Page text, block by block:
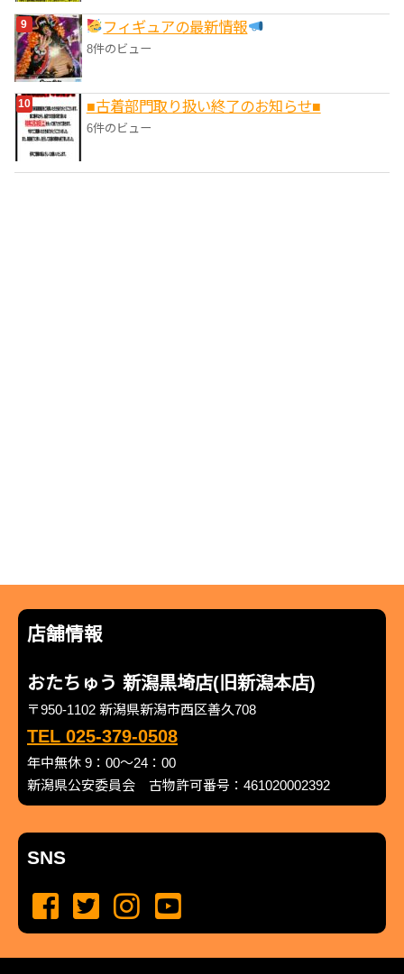
フィギュアの最新情報
8件のビュー
■‎古着部門取り扱い終了のお知らせ■
6件のビュー
店舗情報
おたちゅう 新潟黒埼店(旧新潟本店)
〒950-1102 新潟県新潟市西区善久708
TEL 025-379-0508
年中無休 9：00～24：00
新潟県公安委員会 古物許可番号：461020002392
SNS